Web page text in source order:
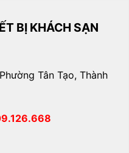
BỊ KHÁCH SẠN
Tân Tạo, Thành